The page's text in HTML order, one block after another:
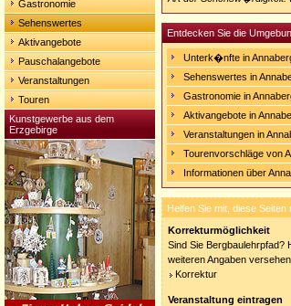
Gastronomie
Sehenswertes
Aktivangebote
Pauschalangebote
Veranstaltungen
Touren
Kunstgewerbe aus dem
Erzgebirge
Entdecken Sie die
Unterk�nfte in
Sehenswertes in
Gastronomie in
Aktivangebote in
Veranstaltungen in
Tourenvorschläge von
Informationen über
Helfen Sie mit, diese
Korrekturmöglichkeit
Sind Sie Bergbaulehrpfad?
weiteren Angaben versehen.
Korrektur
Veranstaltung eintragen